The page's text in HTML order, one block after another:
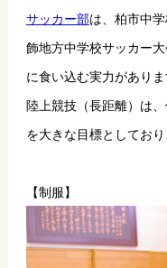
サッカー部は、柏市中
飾地方中学校サッカー
に食い込む実力がありま
陸上競技（長距離）は
を大きな目標としてお
【制服】